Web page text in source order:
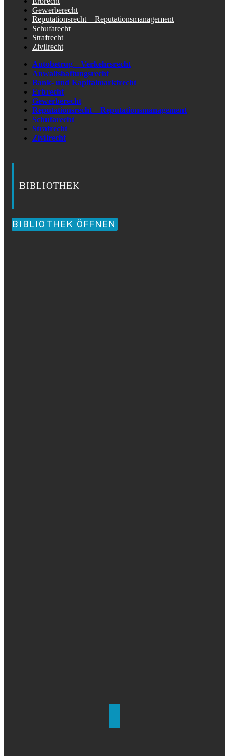
Gewerberecht
Reputationsrecht – Reputationsmanagement
Schufarecht
Strafrecht
Zivilrecht
Autobetrug – Verkehrsrecht
Anwaltshaftungsrecht
Bank- und Kapitalmarktrecht
Erbrecht
Gewerberecht
Reputationsrecht – Reputationsmanagement
Schufarecht
Strafrecht
Zivilrecht
BIBLIOTHEK
BIBLIOTHEK ÖFFNEN